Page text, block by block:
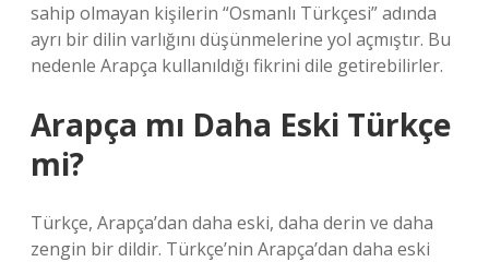
sahip olmayan kişilerin “Osmanlı Türkçesi” adında
ayrı bir dilin varlığını düşünmelerine yol açmıştır. Bu
nedenle Arapça kullanıldığı fikrini dile getirebilirler.
Arapça mı Daha Eski Türkçe
mi?
Türkçe, Arapça’dan daha eski, daha derin ve daha
zengin bir dildir. Türkçe’nin Arapça’dan daha eski